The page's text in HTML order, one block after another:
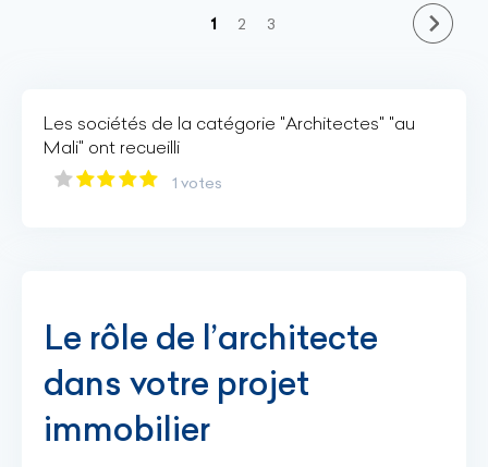
1 (current)
2 3
Les sociétés de la catégorie "Architectes" "au
Mali" ont recueilli
1 votes
Le rôle de l’architecte
dans votre projet
immobilier